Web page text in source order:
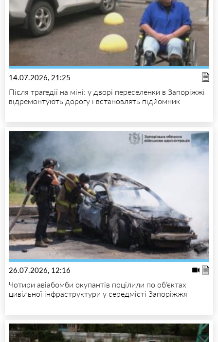
14.07.2026, 21:25
Після трагедії на міні: у дворі переселенки в Запоріжжі
відремонтують дорогу і встановлять підйомник
26.07.2026, 12:16
Чотири авіабомби окупантів поцілили по об’єктах
цивільної інфраструктури у середмісті Запоріжжя